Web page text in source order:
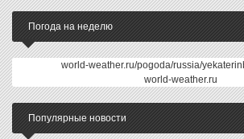
Погода на неделю
world-weather.ru/pogoda/russia/
world-weather.ru
Популярные новости